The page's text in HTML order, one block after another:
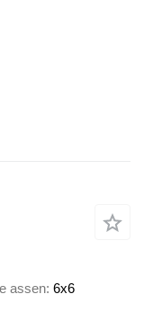
assen 6x6